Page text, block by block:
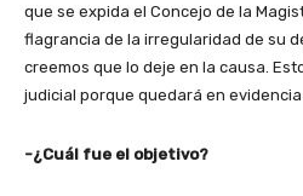
que se expida el Concejo de la
flagrancia de la irregularidad de su
creemos que lo deje en la causa.
judicial porque quedará en
-¿Cuál fue el objetivo?